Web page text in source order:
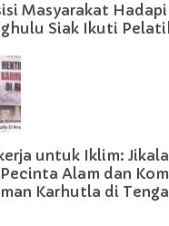
Masyarakat
Siak Ikuti
untuk Iklim:
Alam dan
Karhutla di